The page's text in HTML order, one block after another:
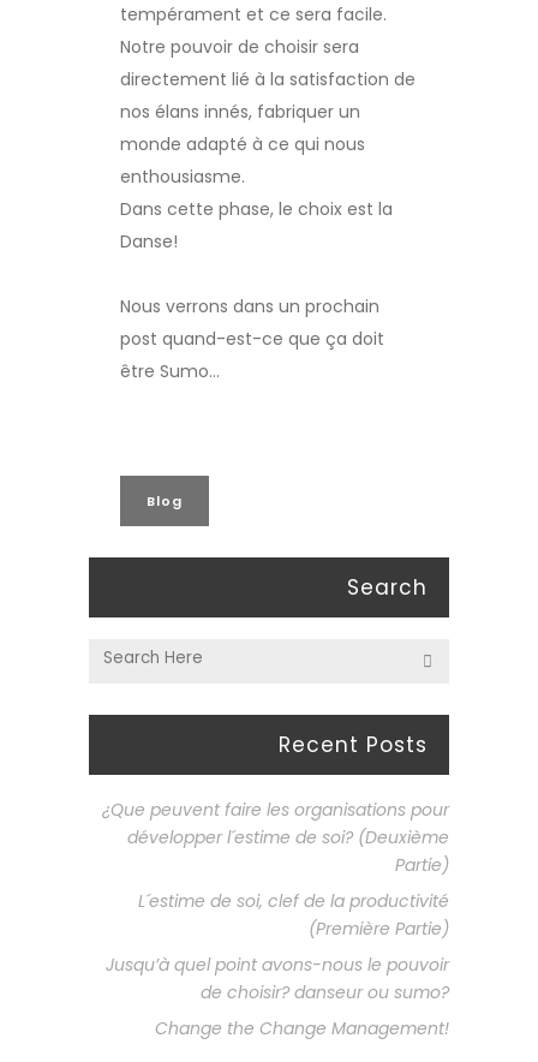
tempérament et ce sera facile.
Notre pouvoir de choisir sera
directement lié à la satisfaction de
nos élans innés, fabriquer un
monde adapté à ce qui nous
enthousiasme.
Dans cette phase, le choix est la
Danse!
Nous verrons dans un prochain
post quand-est-ce que ça doit
être Sumo…
Blog
Search
Recent Posts
¿Que peuvent faire les organisations pour
développer l´estime de soi? (Deuxième
Partie)
L´estime de soi, clef de la productivité
(Première Partie)
Jusqu’à quel point avons-nous le pouvoir
de choisir? danseur ou sumo?
Change the Change Management!